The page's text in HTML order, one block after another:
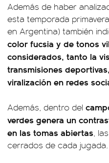
Además de haber
esta temporada
en Argentina) también
color fucsia y de tonos
considerados, tanto la
transmisiones
viralización en redes
Además, dentro del
verdes genera un
en las tomas abiertas,
cerrados de cada jugada.